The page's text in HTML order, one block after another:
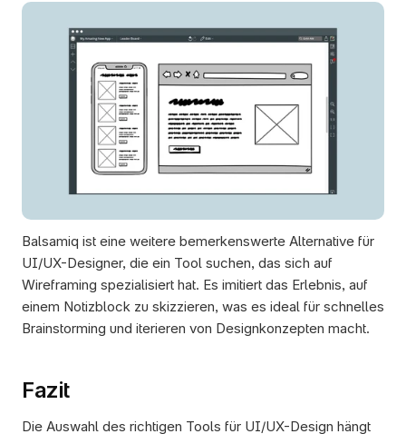
Balsamiq ist eine weitere bemerkenswerte Alternative für
UI/UX-Designer, die ein Tool suchen, das sich auf
Wireframing spezialisiert hat. Es imitiert das Erlebnis, auf
einem Notizblock zu skizzieren, was es ideal für schnelles
Brainstorming und iterieren von Designkonzepten macht.
Fazit
Die Auswahl des richtigen Tools für UI/UX-Design hängt